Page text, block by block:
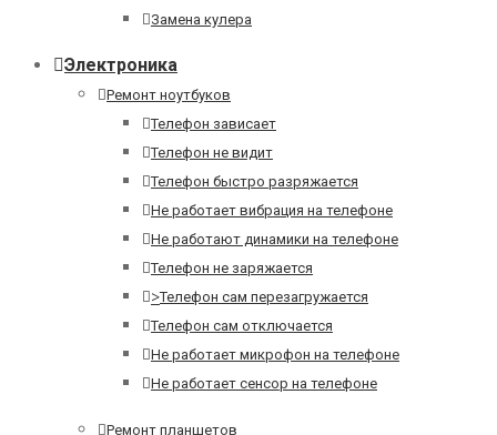
Замена кулера
Электроника
Ремонт ноутбуков
Телефон зависает
Телефон не видит
Телефон быстро разряжается
Не работает вибрация на телефоне
Не работают динамики на телефоне
Телефон не заряжается
>Телефон сам перезагружается
Телефон сам отключается
Не работает микрофон на телефоне
Не работает сенсор на телефоне
Ремонт планшетов